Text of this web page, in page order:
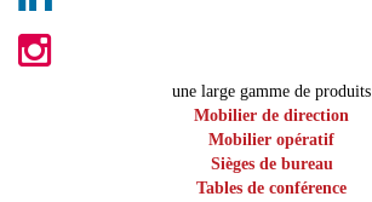
une large gamme de produits
Mobilier de direction
Mobilier opératif
Sièges de bureau
Tables de conférence